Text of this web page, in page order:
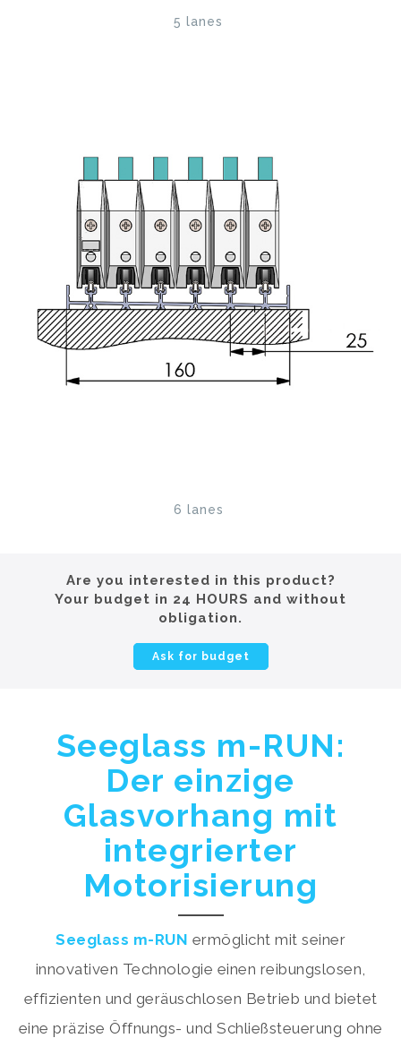
5 lanes
6 lanes
Are you interested in this product?
Your budget in 24 HOURS and without
obligation.
Ask for budget
Seeglass m-RUN:
Der einzige
Glasvorhang mit
integrierter
Motorisierung
Seeglass m-RUN ermöglicht mit seiner
innovativen Technologie einen reibungslosen,
effizienten und geräuschlosen Betrieb und bietet
eine präzise Öffnungs- und Schließsteuerung ohne